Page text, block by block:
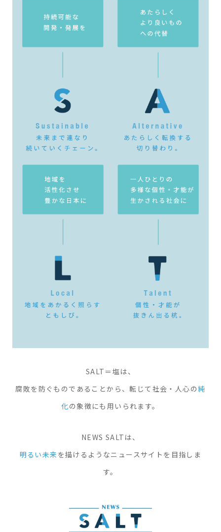
SALT＝塩は、
腐敗を防ぐものであることから、転じて社会・人心の純
化の象徴にも用いられます。
NEWS SALTは、
明るい未来 を描けるようなニュースサイトを目指しま
す。